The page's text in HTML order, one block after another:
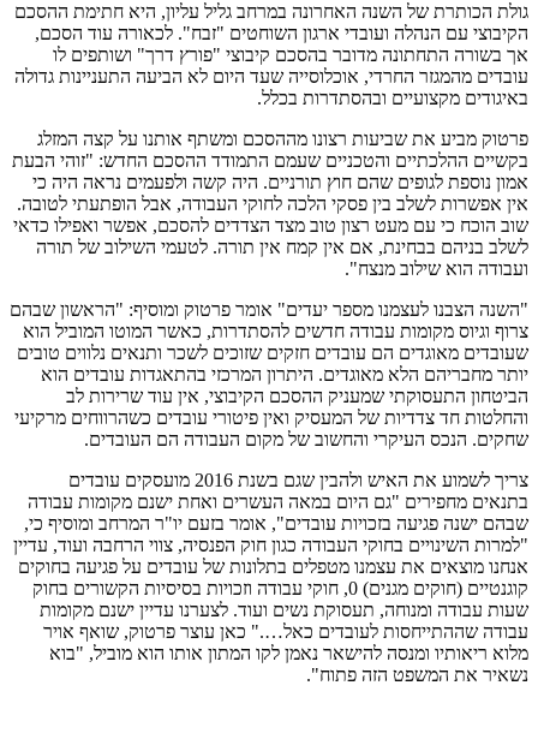
גולת הכותרת של השנה האחרונה במרחב גליל עליון, היא חתימת ההסכם
הקיבוצי עם הנהלה ועובדי ארגון השוחטים "זבח". לכאורה עוד הסכם,
אך בשורה התחתונה מדובר בהסכם קיבוצי "פורץ דרך" ושותפים לו
עובדים מהמגזר החרדי, אוכלוסייה שעד היום לא הביעה התעניינות גדולה
באיגודים מקצועיים ובהסתדרות בכלל.
פרטוק מביע את שביעות רצונו מההסכם ומשתף אותנו על קצה המזלג
בקשיים ההלכתיים והטכניים שעמם התמודד ההסכם החדש: "זוהי הבעת
אמון נוספת לגופים שהם חוץ תורניים. היה קשה ולפעמים נראה היה כי
אין אפשרות לשלב בין פסקי הלכה לחוקי העבודה, אבל הופתעתי לטובה.
שוב הוכח כי עם מעט רצון טוב מצד הצדדים להסכם, אפשר ואפילו כדאי
לשלב בניהם בבחינת, אם אין קמח אין תורה. לטעמי השילוב של תורה
ועבודה הוא שילוב מנצח".
"השנה הצבנו לעצמנו מספר יעדים" אומר פרטוק ומוסיף: "הראשון שבהם
צרוף וגיוס מקומות עבודה חדשים להסתדרות, כאשר המוטו המוביל הוא
שעובדים מאוגדים הם עובדים חזקים שזוכים לשכר ותנאים נלווים טובים
יותר מחבריהם הלא מאוגדים. היתרון המרכזי בהתאגדות עובדים הוא
הביטחון התעסוקתי שמעניק ההסכם הקיבוצי, אין עוד שרירות לב
והחלטות חד צדדיות של המעסיק ואין פיטורי עובדים כשהרווחים מרקיעי
שחקים. הנכס העיקרי והחשוב של מקום העבודה הם העובדים.
צריך לשמוע את האיש ולהבין שגם בשנת 2016 מועסקים עובדים
בתנאים מחפירים "גם היום במאה העשרים ואחת ישנם מקומות עבודה
שבהם ישנה פגיעה בזכויות עובדים", אומר בזעם יו"ר המרחב ומוסיף כי,
"למרות השינויים בחוקי העבודה כגון חוק הפנסיה, צווי הרחבה ועוד, עדיין
אנחנו מוצאים את עצמנו מטפלים בתלונות של עובדים על פגיעה בחוקים
קוגנטיים (חוקים מגנים) 0, חוקי עבודה וזכויות בסיסיות הקשורים בחוק
שעות עבודה ומנוחה, תעסוקת נשים ועוד. לצערנו עדיין ישנם מקומות
עבודה שההתייחסות לעובדים כאל…." כאן עוצר פרטוק, שואף אויר
מלוא ריאותיו ומנסה להישאר נאמן לקו המתון אותו הוא מוביל, "בוא
נשאיר את המשפט הזה פתוח".